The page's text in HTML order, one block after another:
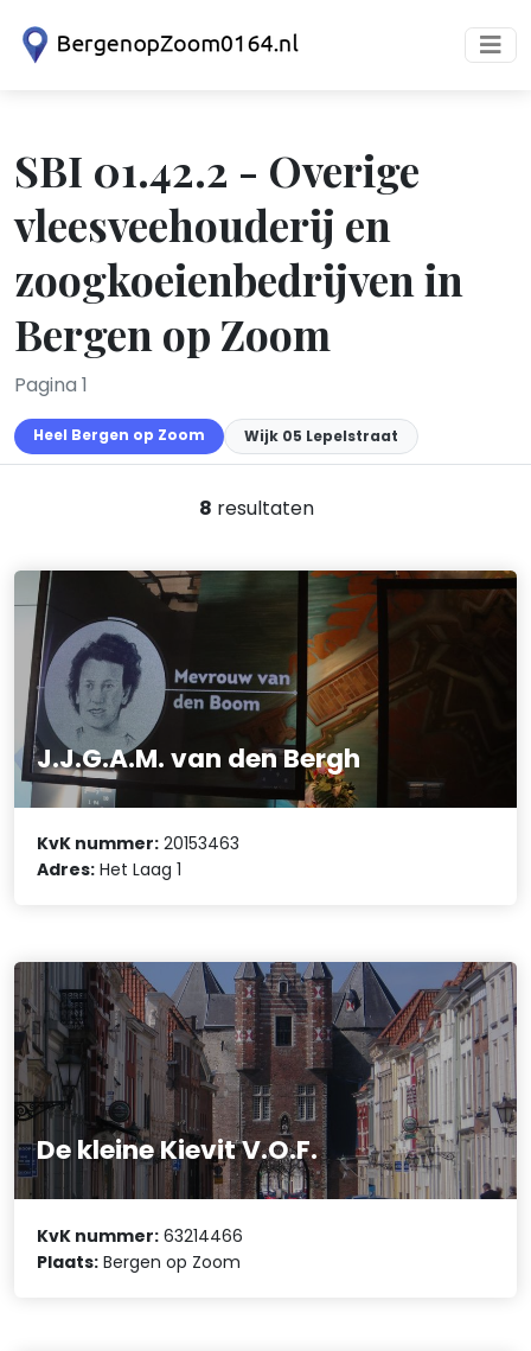
SBI 01.42.2 - Overige
vleesveehouderij en
zoogkoeienbedrijven in
Bergen op Zoom
Pagina 1
Heel Bergen op Zoom Wijk 05 Lepelstraat
8 resultaten
J.J.G.A.M. van den Bergh
KvK nummer: 20153463
Adres: Het Laag 1
De kleine Kievit V.O.F.
KvK nummer: 63214466
Plaats: Bergen op Zoom